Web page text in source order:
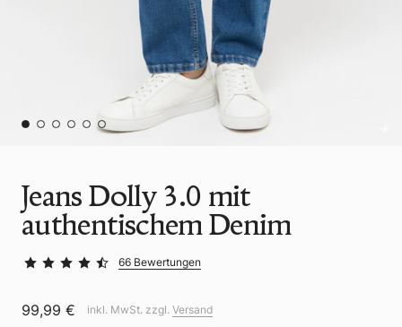
Jeans Dolly 3.0 mit
authentischem Denim
66 Bewertungen
99,99 € inkl. MwSt. zzgl. Versand